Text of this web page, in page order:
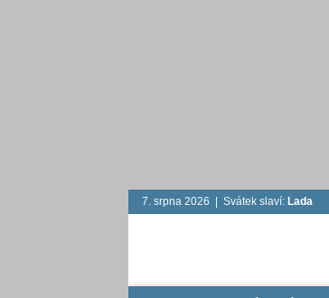
7. srpna 2026 | Svátek slaví: Lada